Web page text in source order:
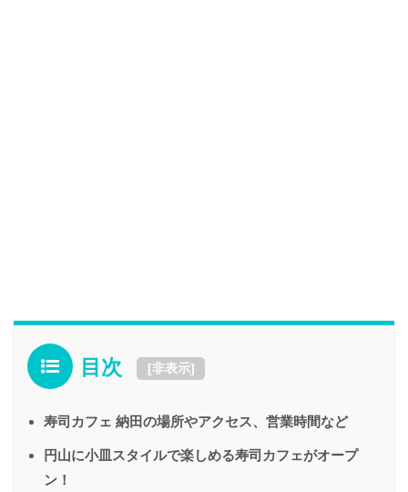
目次 [非表示]
寿司カフェ 納田の場所やアクセス、営業時間など
円山に小皿スタイルで楽しめる寿司カフェがオープ
ン！